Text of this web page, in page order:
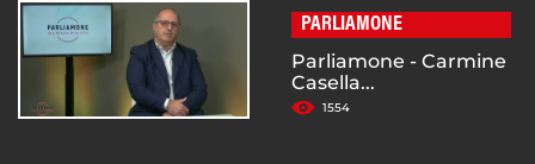
PARLIAMONE
Parliamone - Carmine
Casella...
1554